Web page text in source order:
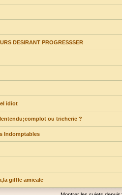
DESIRANT PROGRESSSER
idiot
ou tricherie ?
Indomptables
giffle amicale